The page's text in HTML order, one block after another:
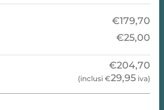
€179,70
€25,00
€204,70
(inclusi €29,95 iva)